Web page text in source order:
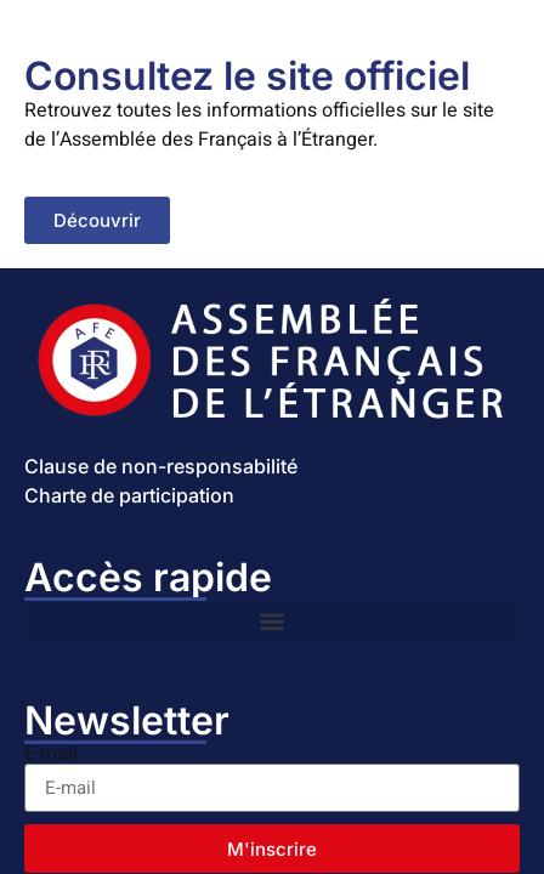
Consultez le site officiel
Retrouvez toutes les informations officielles sur le site
de l’Assemblée des Français à l’Étranger.
Découvrir
Clause de non-responsabilité
Charte de participation
Accès rapide
Newsletter
E-mail
M'inscrire